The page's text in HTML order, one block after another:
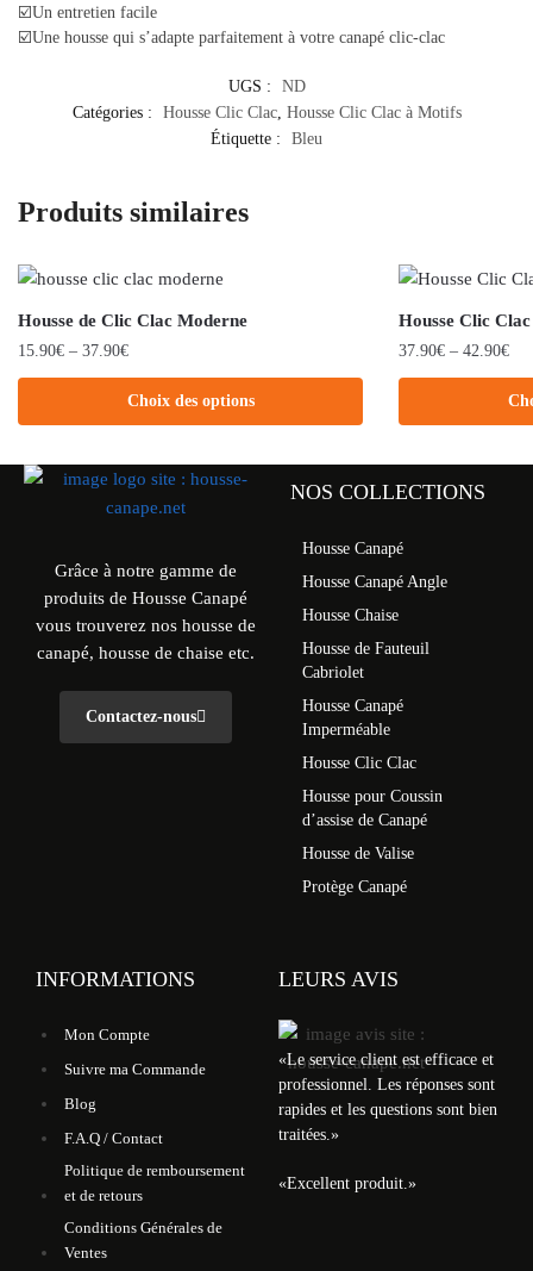
☑️Un entretien facile
☑️Une housse qui s’adapte parfaitement à votre canapé clic-clac
UGS :
ND
Catégories :
Housse Clic Clac, Housse Clic Clac à Motifs
Étiquette :
Bleu
Produits similaires
Housse de Clic Clac Moderne
15.90€ – 37.90€
Choix des options
Housse Clic
37.90€ – 42.90€
Grâce à notre gamme de
produits de Housse Canapé
vous trouverez nos housse de
canapé, housse de chaise etc.
Contactez-nous
NOS COLLECTIONS
Housse Canapé
Housse Canapé Angle
Housse Chaise
Housse de Fauteuil
Cabriolet
Housse Canapé
Imperméable
Housse Clic Clac
Housse pour Coussin
d’assise de Canapé
Housse de Valise
Protège Canapé
INFORMATIONS
Mon Compte
Suivre ma Commande
Blog
F.A.Q / Contact
Politique de remboursement
et de retours
Conditions Générales de
Ventes
LEURS AVIS
«Le service client est efficace et
professionnel. Les réponses sont
rapides et les questions sont bien
traitées.»
«Excellent produit.»